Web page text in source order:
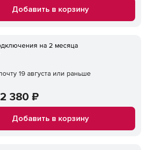
Добавить в корзину
на 2 месяца
19 августа или раньше
2 380 ₽
Добавить в корзину